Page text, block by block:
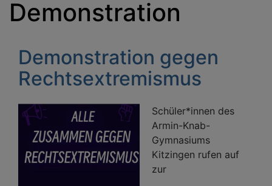
Demonstration
Demonstration gegen
Rechtsextremismus
Schüler*innen des
Armin-Knab-
Gymnasiums
Kitzingen rufen auf
zur